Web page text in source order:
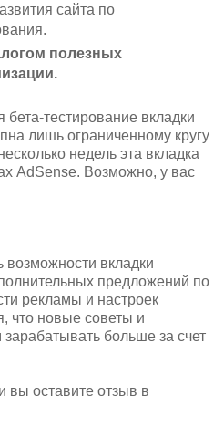
сайта по
полезных
бета-тестирование вкладки
лишь ограниченному кругу
недель эта вкладка
AdSense. Возможно, у вас
вкладки
предложений по
рекламы и настроек
что новые советы и
больше за счет
вы оставите отзыв в